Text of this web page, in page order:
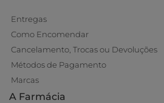
Entregas
Como Encomendar
Cancelamento, Trocas ou Devoluções
Métodos de Pagamento
Marcas
A Farmácia